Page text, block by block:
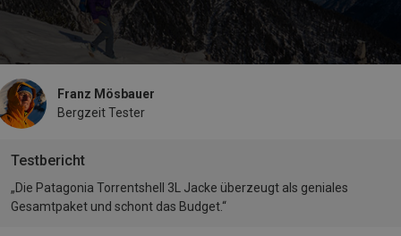
Testbericht
Franz Mösbauer
Bergzeit Tester
„Die Patagonia Torrentshell 3L Jacke überzeugt als geniales
Gesamtpaket und schont das Budget.“